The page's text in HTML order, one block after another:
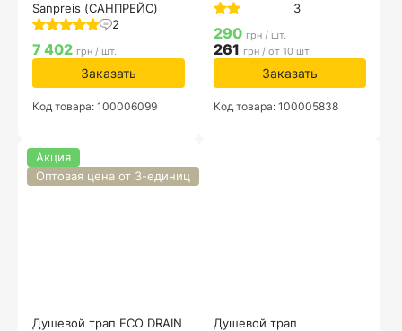
Sanpreis (САНПРЕЙС)
2
7 402 грн / шт.
Заказать
Код товара: 100006099
3
290 грн / шт.
261 грн / от 10 шт.
Заказать
Код товара: 100005838
Душевой трап ECO DRAIN
Акция
Оптовая цена от 3-единиц
Душевой трап